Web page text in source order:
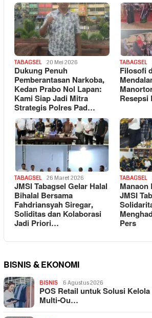
TABAGSEL 20 Mei 2026
Dukung Penuh
Pemberantasan Narkoba,
Kedan Prabo Nol Lapan:
Kami Siap Jadi Mitra
Strategis Polres Pad…
TABAGSEL
Filosofi
Resepsi
TABAGSEL 26 Maret 2026
JMSI Tabagsel Gelar Halal
Bihalal Bersama
Fahdriansyah Siregar,
Soliditas dan Kolaborasi
Jadi Priori…
TABAGSEL
JMSI
Pers
BISNIS & EKONOMI
BISNIS 6 Agustus 2026
POS Retail untuk Solusi
Multi-Ou…